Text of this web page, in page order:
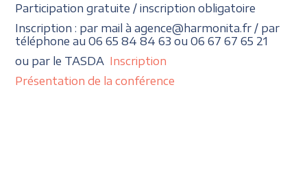
Participation gratuite / inscription obligatoire
Inscription : par mail à agence@harmonita.fr / par
téléphone au 06 65 84 84 63 ou 06 67 67 65 21
ou par le TASDA Inscription
Présentation de la conférence